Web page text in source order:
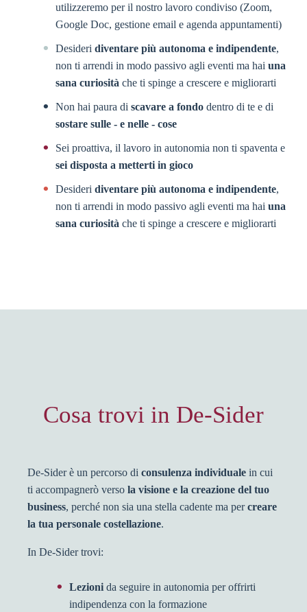
utilizzeremo per il nostro lavoro condiviso (Zoom,
Google Doc, gestione email e agenda appuntamenti)
Desideri diventare più autonoma e indipendente,
non ti arrendi in modo passivo agli eventi ma hai una
sana curiosità che ti spinge a crescere e migliorarti
Non hai paura di scavare a fondo dentro di te e di
sostare sulle - e nelle - cose
Sei proattiva, il lavoro in autonomia non ti spaventa e
sei disposta a metterti in gioco
Desideri diventare più autonoma e indipendente,
non ti arrendi in modo passivo agli eventi ma hai una
sana curiosità che ti spinge a crescere e migliorarti
Cosa trovi in De-Sider
De-Sider è un percorso di consulenza individuale in cui
ti accompagnerò verso la visione e la creazione del tuo
business, perché non sia una stella cadente ma percreare
la tua personale costellazione.
In De-Sider trovi:
Lezioni da seguire in autonomia per offrirti
indipendenza con la formazione